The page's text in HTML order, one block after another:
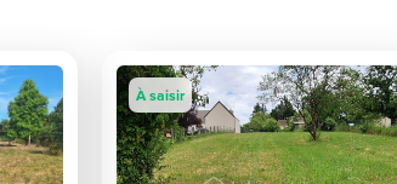
À saisir